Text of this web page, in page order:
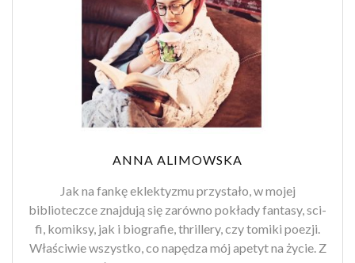
ANNA ALIMOWSKA
Jak na fankę eklektyzmu przystało, w mojej
biblioteczce znajdują się zarówno pokłady fantasy, sci-
fi, komiksy, jak i biografie, thrillery, czy tomiki poezji.
Właściwie wszystko, co napędza mój apetyt na życie. Z